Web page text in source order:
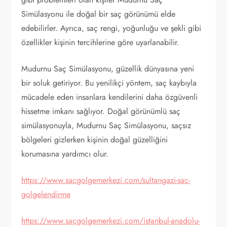
Simülasyonu ile doğal bir saç görünümü elde
edebilirler. Ayrıca, saç rengi, yoğunluğu ve şekli gibi
özellikler kişinin tercihlerine göre uyarlanabilir.
Mudurnu Saç Simülasyonu, güzellik dünyasına yeni
bir soluk getiriyor. Bu yenilikçi yöntem, saç kaybıyla
mücadele eden insanlara kendilerini daha özgüvenli
hissetme imkanı sağlıyor. Doğal görünümlü saç
simülasyonuyla, Mudurnu Saç Simülasyonu, saçsız
bölgeleri gizlerken kişinin doğal güzelliğini
korumasına yardımcı olur.
https://www.sacgolgemerkezi.com/sultangazi-sac-
golgelendirme
https://www.sacgolgemerkezi.com/istanbul-anadolu-